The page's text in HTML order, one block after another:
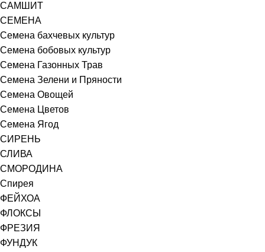
САМШИТ
СЕМЕНА
Семена бахчевых культур
Семена бобовых культур
Семена Газонных Трав
Семена Зелени и Пряности
Семена Овощей
Семена Цветов
Семена Ягод
СИРЕНЬ
СЛИВА
СМОРОДИНА
Спирея
ФЕЙХОА
ФЛОКСЫ
ФРЕЗИЯ
ФУНДУК